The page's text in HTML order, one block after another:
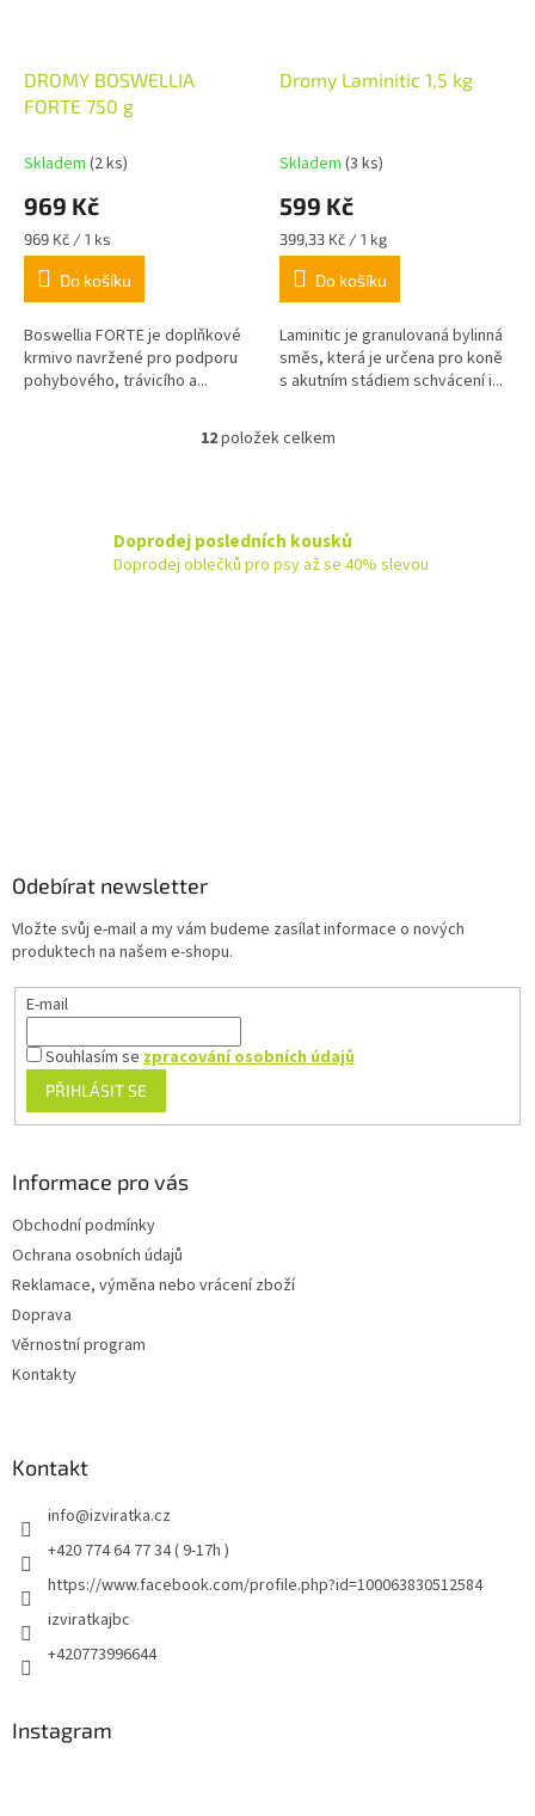
DROMY BOSWELLIA
FORTE 750 g
Skladem (2 ks)
969 Kč
Měrná
cena:
969 Kč / 1 ks
Do košíku
Boswellia FORTE je doplňkové
krmivo navržené pro podporu
pohybového, trávicího a...
Dromy Laminitic 1,5 kg
Skladem (3 ks)
599 Kč
Měrná
cena:
399,33 Kč / 1 kg
Do košíku
Laminitic je granulovaná bylinná
směs, která je určena pro koně
s akutním stádiem schvácení i...
O
d
a
12položek celkem
Doprodej posledních kousků
Doprodej oblečků pro psy až se 40% slevou
Odebírat newsletter
Vložte svůj e-mail a my vám budeme zasílat informace o nových
produktech na našem e-shopu.
E-mail
Souhlasím se zpracování osobních údajů
PŘIHLÁSIT SE
Informace pro vás
Obchodní podmínky
Ochrana osobních údajů
Reklamace, výměna nebo vrácení zboží
Doprava
Věrnostní program
Kontakty
Kontakt
info@izviratka.cz
+420 774 64 77 34 ( 9-17h )
https://www.facebook.com/profile.php?id=100063830512584
izviratkajbc
+420773996644
Instagram